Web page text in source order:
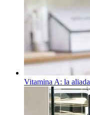
Vitamina A: la